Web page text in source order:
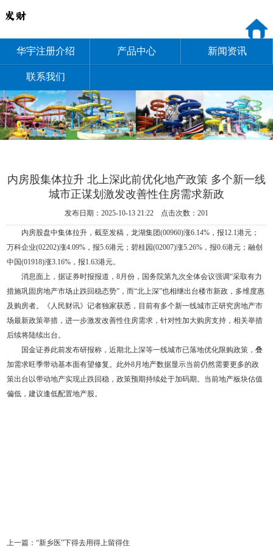
华宇注册介绍 产品中心 新闻资讯
联系我们
内房股集体拉升 北上深此前优化地产政策 多个新一线
城市正谋划激发改善性住房需求新政
发布日期：2025-10-13 21:22 点击次数：201
内房股盘中集体拉升，截至发稿，龙湖集团(00960)涨6.14%，报12.1港元；
万科企业(02202)涨4.09%，报5.6港元；碧桂园(02007)涨5.26%，报0.6港元；融创
中国(01918)涨3.16%，报1.63港元。
消息面上，据证券时报报道，8月份，国务院第九次全体会议强调“采取有力
措施巩固房地产市场止跌回稳态势”，而“北上深”也相继出台楼市新政，多维度惠
及购房者。《人民财讯》记者独家获悉，目前有多个新一线城市正研究房地产市
场最新政策举措，进一步激发改善性住房需求，针对性加大购房支持，相关举措
后续将陆续出台。
国金证券此前发布研报称，近期北上深等一线城市已落地优化限购政策，叠
加需求旺季带动基本面有望修复。此外8月地产数据显示当前仍然需要更多的政
策出台以带动地产实现止跌回稳，政策预期持续处于加码期。当前地产板块估值
偏低，建议逢低配置地产股。
上一篇：“新乡医”下得去用得上留得住